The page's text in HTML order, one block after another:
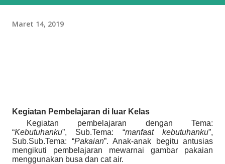
Maret 14, 2019
Kegiatan Pembelajaran di luar Kelas
Kegiatan pembelajaran dengan Tema:
“Kebutuhanku”, Sub.Tema: “manfaat kebutuhanku”,
Sub.Sub.Tema: “Pakaian”. Anak-anak begitu antusias
mengikuti pembelajaran mewarnai gambar pakaian
menggunakan busa dan cat air.